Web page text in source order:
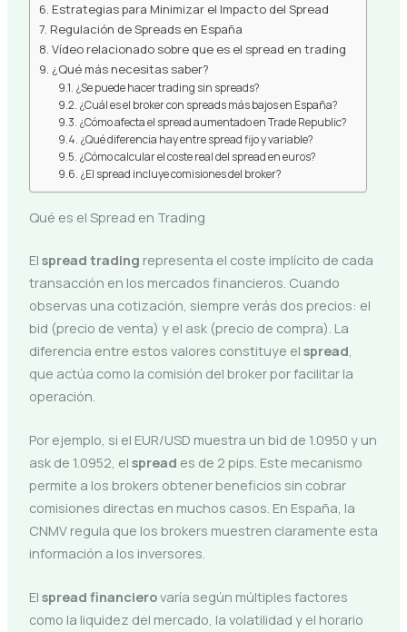
Estrategias para Minimizar el Impacto del Spread
Regulación de Spreads en España
Vídeo relacionado sobre que es el spread en trading
¿Qué más necesitas saber?
¿Se puede hacer trading sin spreads?
¿Cuál es el broker con spreads más bajos en España?
¿Cómo afecta el spread aumentado en Trade Republic?
¿Qué diferencia hay entre spread fijo y variable?
¿Cómo calcular el coste real del spread en euros?
¿El spread incluye comisiones del broker?
Qué es el Spread en Trading
El spread trading representa el coste implícito de cada
transacción en los mercados financieros. Cuando
observas una cotización, siempre verás dos precios: el
bid (precio de venta) y el ask (precio de compra). La
diferencia entre estos valores constituye el spread
que actúa como la comisión del broker por facilitar la
operación.
Por ejemplo, si el EUR/USD muestra un bid de 1.0950 y un
ask de 1.0952, el spread es de 2 pips. Este mecanismo
permite a los brokers obtener beneficios sin cobrar
comisiones directas en muchos casos. En España, la
CNMV regula que los brokers muestren claramente esta
información a los inversores.
El spread financierovaría según múltiples factores
como la liquidez del mercado, la volatilidad y el horario